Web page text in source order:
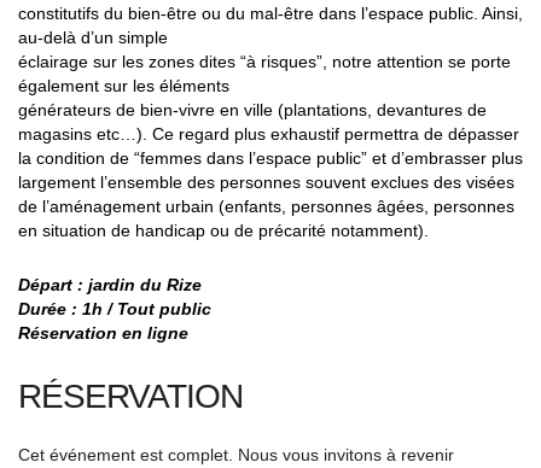
constitutifs du bien-être ou du mal-être dans l’espace public. Ainsi,
au-delà d’un simple
éclairage sur les zones dites “à risques”, notre attention se porte
également sur les éléments
générateurs de bien-vivre en ville (plantations, devantures de
magasins etc…). Ce regard plus exhaustif permettra de dépasser
la condition de “femmes dans l’espace public” et d’embrasser plus
largement l’ensemble des personnes souvent exclues des visées
de l’aménagement urbain (enfants, personnes âgées, personnes
en situation de handicap ou de précarité notamment).
Départ : jardin du Rize
Durée : 1h / Tout public
Réservation en ligne
RÉSERVATION
Cet événement est complet. Nous vous invitons à revenir